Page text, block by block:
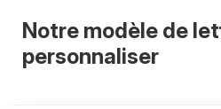
Notre modèle de
personnaliser